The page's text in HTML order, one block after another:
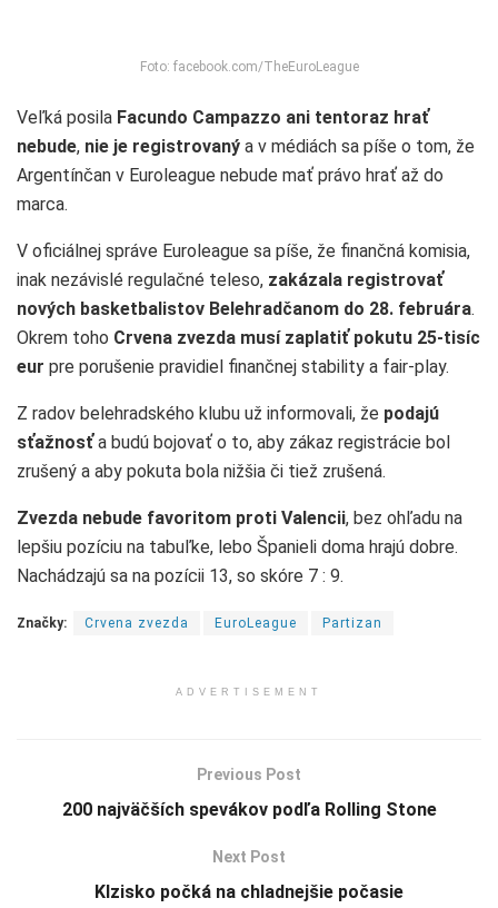
Foto: facebook.com/TheEuroLeague
Veľká posila Facundo Campazzo ani tentoraz hrať
nebude, nie je registrovaný a v médiách sa píše o tom, že
Argentínčan v Euroleague nebude mať právo hrať až do
marca.
V oficiálnej správe Euroleague sa píše, že finančná komisia,
inak nezávislé regulačné teleso, zakázala registrovať
nových basketbalistov Belehradčanom do 28. februára.
Okrem toho Crvena zvezda musí zaplatiť pokutu 25-tisíc
eur pre porušenie pravidiel finančnej stability a fair-play.
Z radov belehradského klubu už informovali, že podajú
sťažnosťa budú bojovať o to, aby zákaz registrácie bol
zrušený a aby pokuta bola nižšia či tiež zrušená.
Zvezda nebude favoritom proti Valencii, bez ohľadu na
lepšiu pozíciu na tabuľke, lebo Španieli doma hrajú dobre.
Nachádzajú sa na pozícii 13, so skóre 7 : 9.
Značky: Crvena zvezda EuroLeague Partizan
ADVERTISEMENT
Previous Post
200 najväčších spevákov podľa Rolling Stone
Next Post
Klzisko počká na chladnejšie počasie